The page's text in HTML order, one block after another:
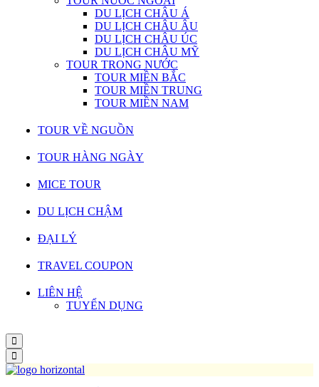
DU LỊCH CHÂU Á
DU LỊCH CHÂU ÂU
DU LỊCH CHÂU ÚC
DU LỊCH CHÂU MỸ
TOUR TRONG NƯỚC
TOUR MIỀN BẮC
TOUR MIỀN TRUNG
TOUR MIỀN NAM
TOUR VỀ NGUỒN
TOUR HÀNG NGÀY
MICE TOUR
DU LỊCH CHẬM
ĐẠI LÝ
TRAVEL COUPON
LIÊN HỆ
TUYỂN DỤNG